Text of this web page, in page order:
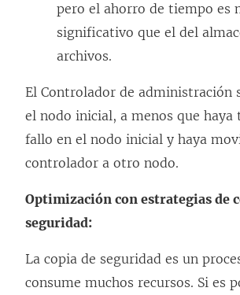
pero el ahorro de tiempo es
significativo que el del
archivos.
El Controlador de administración
el nodo inicial, a menos que haya
fallo en el nodo inicial y haya
controlador a otro nodo.
Optimización con estrategias de
seguridad:
La copia de seguridad es un
consume muchos recursos. Si es